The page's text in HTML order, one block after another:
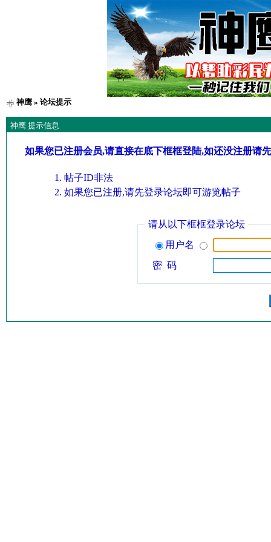
神鹰» 论坛提示
神鹰 提示信息
如果您已注册会员,请直接在底下框框登陆,如还没注册请
帖子ID非法
如果您已注册,请先登录论坛即可游览帖子
请从以下框框登录论坛
用户名
密 码